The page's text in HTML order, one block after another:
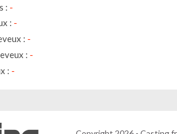
: -
: -
: -
: -
: -